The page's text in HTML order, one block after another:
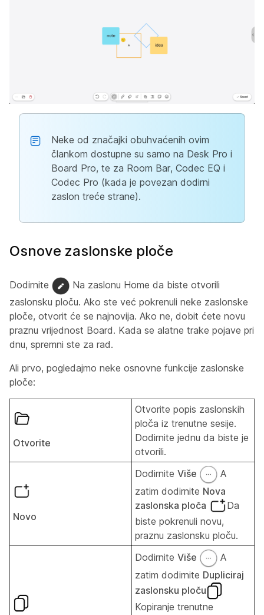
Neke od značajki obuhvaćenih ovim
člankom dostupne su samo na Desk Pro i
Board Pro, te za Room Bar, Codec EQ i
Codec Pro (kada je povezan dodirni
zaslon treće strane).
Osnove zaslonske ploče
Dodirnite
Na zaslonu Home da biste otvorili
zaslonsku ploču. Ako ste već pokrenuli neke zaslonske
ploče, otvorit će se najnovija. Ako ne, dobit ćete novu
praznu vrijednost Board. Kada se alatne trake pojave pri
dnu, spremni ste za rad.
Ali prvo, pogledajmo neke osnovne funkcije zaslonske
ploče:
Otvorite
Otvorite popis zaslonskih
ploča iz trenutne sesije.
Dodirnite jednu da biste je
otvorili.
Novo
Dodirnite Više
A
zatim dodirnite Nova
zaslonska ploča
Da
biste pokrenuli novu,
praznu zaslonsku ploču.
Dodirnite Više
A
zatim dodirnite Dupliciraj
zaslonsku ploču
Kopiranje trenutne